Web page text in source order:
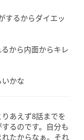
するからダイエッ
から内面からキレ
かな
あえず8話までを
るのです。自分も
たからなぁ。それ